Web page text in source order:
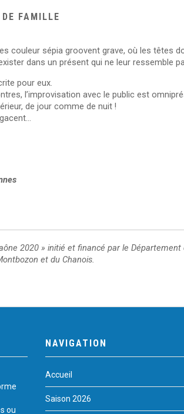
FAMILLE
couleur sépia groovent grave, où les têtes
dans un présent qui ne leur ressemble
pour eux.
l’improvisation avec le public est
de jour comme de nuit !
2020 » initié et financé par le
et du Chanois.
ou
NAVIGATION
Accueil
Saison 2026